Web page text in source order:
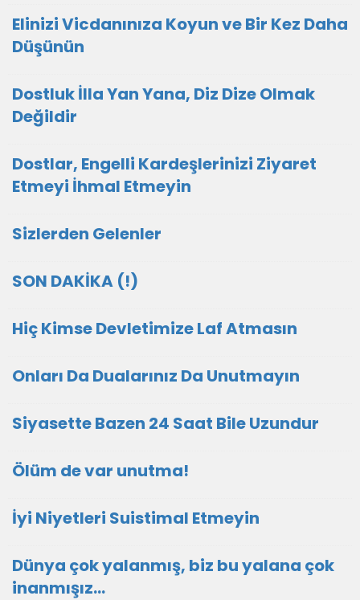
Elinizi Vicdanınıza Koyun ve Bir Kez Daha
Düşünün
Dostluk İlla Yan Yana, Diz Dize Olmak
Değildir
Dostlar, Engelli Kardeşlerinizi Ziyaret
Etmeyi İhmal Etmeyin
Sizlerden Gelenler
SON DAKİKA (!)
Hiç Kimse Devletimize Laf Atmasın
Onları Da Dualarınız Da Unutmayın
Siyasette Bazen 24 Saat Bile Uzundur
Ölüm de var unutma!
İyi Niyetleri Suistimal Etmeyin
Dünya çok yalanmış, biz bu yalana çok
inanmışız...